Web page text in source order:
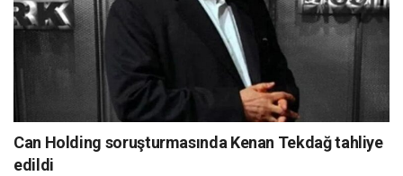
Can Holding soruşturmasında Kenan Tekdağ tahliye
edildi